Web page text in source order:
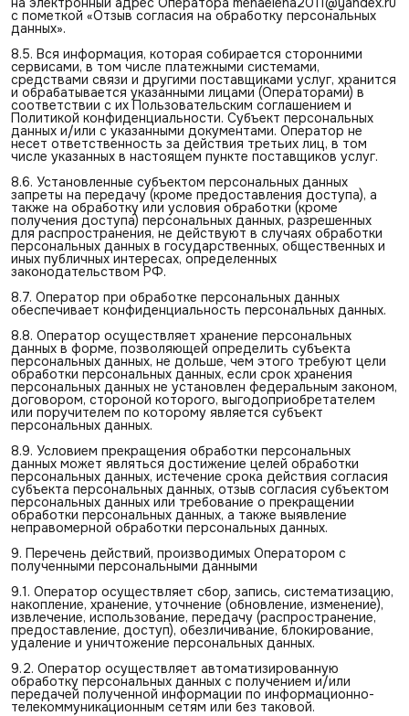
с пометкой «Отзыв согласия на обработку персональных
данных».
8.5. Вся информация, которая собирается сторонними
сервисами, в том числе платежными системами,
средствами связи и другими поставщиками услуг, хранится
и обрабатывается указанными лицами (Операторами) в
соответствии с их Пользовательским соглашением и
Политикой конфиденциальности. Субъект персональных
данных и/или с указанными документами. Оператор не
несет ответственность за действия третьих лиц, в том
числе указанных в настоящем пункте поставщиков услуг.
8.6. Установленные субъектом персональных данных
запреты на передачу (кроме предоставления доступа), а
также на обработку или условия обработки (кроме
получения доступа) персональных данных, разрешенных
для распространения, не действуют в случаях обработки
персональных данных в государственных, общественных и
иных публичных интересах, определенных
законодательством РФ.
8.7. Оператор при обработке персональных данных
обеспечивает конфиденциальность персональных данных.
8.8. Оператор осуществляет хранение персональных
данных в форме, позволяющей определить субъекта
персональных данных, не дольше, чем этого требуют цели
обработки персональных данных, если срок хранения
персональных данных не установлен федеральным законом,
договором, стороной которого, выгодоприобретателем
или поручителем по которому является субъект
персональных данных.
8.9. Условием прекращения обработки персональных
данных может являться достижение целей обработки
персональных данных, истечение срока действия согласия
субъекта персональных данных, отзыв согласия субъектом
персональных данных или требование о прекращении
обработки персональных данных, а также выявление
неправомерной обработки персональных данных.
9. Перечень действий, производимых Оператором с
полученными персональными данными
9.1. Оператор осуществляет сбор, запись, систематизацию,
накопление, хранение, уточнение (обновление, изменение),
извлечение, использование, передачу (распространение,
предоставление, доступ), обезличивание, блокирование,
удаление и уничтожение персональных данных.
9.2. Оператор осуществляет автоматизированную
обработку персональных данных с получением и/или
передачей полученной информации по информационно-
телекоммуникационным сетям или без таковой.